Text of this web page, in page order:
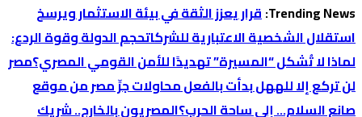
Trending News: قرار يعزز الثقة في بيئة الاستثمار ويرسخ
استقلال الشخصية الاعتبارية للشركاتحجم الدولة وقوة الردع:
لماذا لا تُشكل “المسيرة” تهديدًا للأمن القومي المصري؟‏مصر
لن تركع إلا للههل بدأت بالفعل محاولات جرِّ مصر من موقع
صانع السلام… إلى ساحة الحرب؟المصريون بالخارج.. شريك